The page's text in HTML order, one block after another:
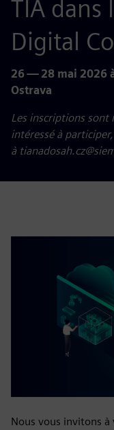
TIA dans
Digital
26 — 28 mai 2026
Ostrava
Les inscriptions sont
intéressé à
à
Nous vous invitons à